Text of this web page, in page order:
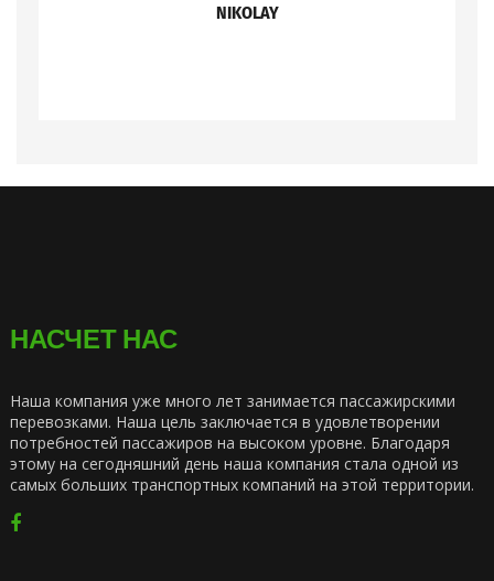
NIKOLAY
НАСЧЕТ НАС
Наша компания уже много лет занимается пассажирскими
перевозками. Наша цель заключается в удовлетворении
потребностей пассажиров на высоком уровне. Благодаря
этому на сегодняшний день наша компания стала одной из
самых больших транспортных компаний на этой территории.